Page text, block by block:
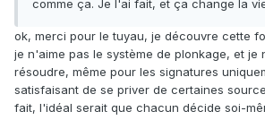
comme ça. Je l'ai fait, et ça change la
ok, merci pour le tuyau, je découvre cette
je n'aime pas le système de plonkage, et je
résoudre, même pour les signatures
satisfaisant de se priver de certaines
fait, l'idéal serait que chacun décide soi-